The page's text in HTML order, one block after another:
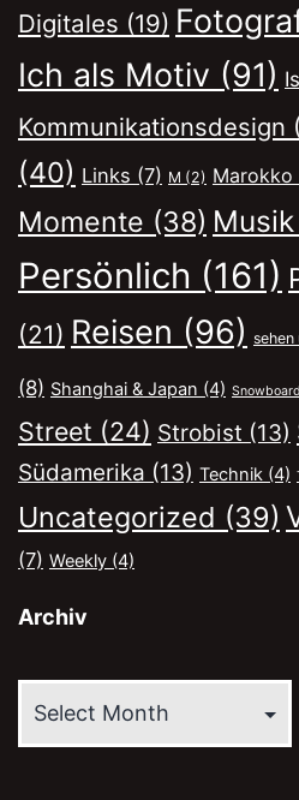
Digitales (19)
Ich als Motiv (91)
Kommunikationsdesign
(40) Links (7) M (2) Marokko
Momente (38) Musik
Persönlich (161)
(21) Reisen (96) sehen
(8) Shanghai & Japan (4) Snowboard
Street (24) Strobist (13)
Südamerika (13) Technik (4)
Uncategorized (39)
(7) Weekly (4)
Archiv